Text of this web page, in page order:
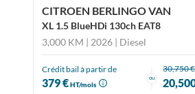
CITROEN BERLINGO VAN
XL 1.5 BlueHDi 130ch EAT8
3,000 KM | 2026 | Diesel
Crédit bail à partir de
379 €HT/mois
ou
30,750